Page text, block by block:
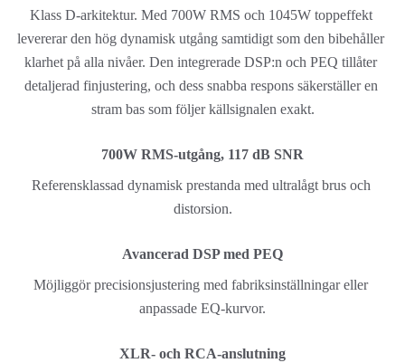
Klass D-arkitektur. Med 700W RMS och 1045W toppeffekt
levererar den hög dynamisk utgång samtidigt som den bibehåller
klarhet på alla nivåer. Den integrerade DSP:n och PEQ tillåter
detaljerad finjustering, och dess snabba respons säkerställer en
stram bas som följer källsignalen exakt.
700W RMS-utgång, 117 dB SNR
Referensklassad dynamisk prestanda med ultralågt brus och
distorsion.
Avancerad DSP med PEQ
Möjliggör precisionsjustering med fabriksinställningar eller
anpassade EQ-kurvor.
XLR- och RCA-anslutning